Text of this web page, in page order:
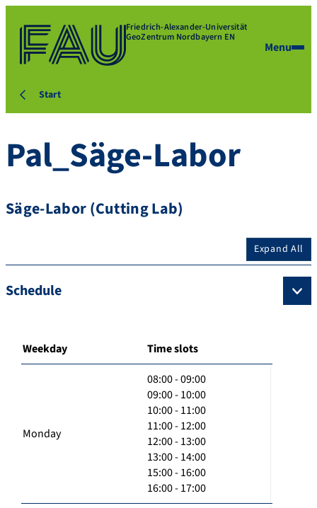
Friedrich-Alexander-Universität
GeoZentrum Nordbayern EN
Menu
Start
Pal_Säge-Labor
Säge-Labor (Cutting Lab)
Expand All
Schedule
Weekday Time slots
Monday
08:00 - 09:00
09:00 - 10:00
10:00 - 11:00
11:00 - 12:00
12:00 - 13:00
13:00 - 14:00
15:00 - 16:00
16:00 - 17:00